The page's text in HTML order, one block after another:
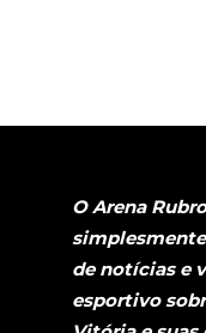
O Arena
de notícias e
esportivo